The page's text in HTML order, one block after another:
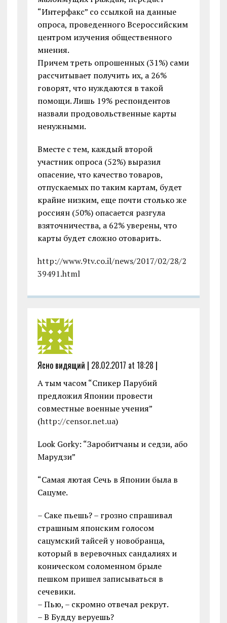
“Интерфакс” со ссылкой на данные
опроса, проведенного Всероссийским
центром изучения общественного
мнения.
Причем треть опрошенных (31%) сами
рассчитывает получить их, а 26%
говорят, что нуждаются в такой
помощи. Лишь 19% респондентов
назвали продовольственные карты
ненужными.
Вместе с тем, каждый второй
участник опроса (52%) выразил
опасение, что качество товаров,
отпускаемых по таким картам, будет
крайне низким, еще почти столько же
россиян (50%) опасается разгула
взяточничества, а 62% уверены, что
карты будет сложно отоварить.
http://www.9tv.co.il/news/2017/02/28/2
39491.html
Ясно видящий | 28.02.2017 at 18:28 |
А тым часом “Спикер Парубий
предложил Японии провести
совместные военные учения”
(http://censor.net.ua)
Look Gorky: “Заробитчаны и седзи, або
Марудзи”
“Самая лютая Сечь в Японии была в
Сацуме.
– Саке пьешь? – грозно спрашивал
страшным японским голосом
сацумский тайсей у новобранца,
который в веревочных сандалиях и
коническом соломенном брыле
пешком пришел записываться в
сечевики.
– Пью, – скромно отвечал рекрут.
– В Будду веруешь?